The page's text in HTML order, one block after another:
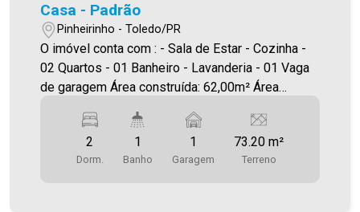
Casa - Padrão
Pinheirinho - Toledo/PR
O imóvel conta com : - Sala de Estar - Cozinha -
02 Quartos - 01 Banheiro - Lavanderia - 01 Vaga
de garagem Área construída: 62,00m² Área
uma das maiores carteiras de imóveis
administrados da cidade, atuando com excelência
tanto na locação quanto na venda. Aproveite essa
2
Dorm.
1
Banho
1
Garagem
73.20 m²
Terreno